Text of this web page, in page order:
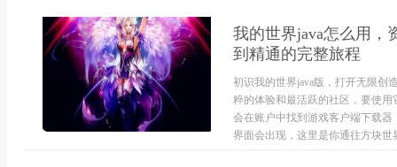
我的世界java怎么用，
到精通的完整旅程
初识我的世界java版，打开无限创
粹的体验和最活跃的社区，要使
会在账户中找到游戏客户端下载
界面会出现，这里是你通往方块世